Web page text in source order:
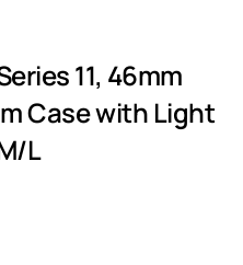
11, 46mm
Case with Light
L